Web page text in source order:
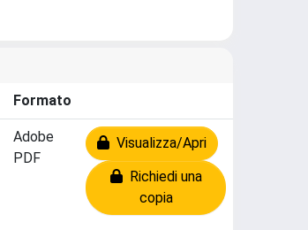
Formato
Adobe
PDF
Visualizza/Apri
Richiedi una
copia